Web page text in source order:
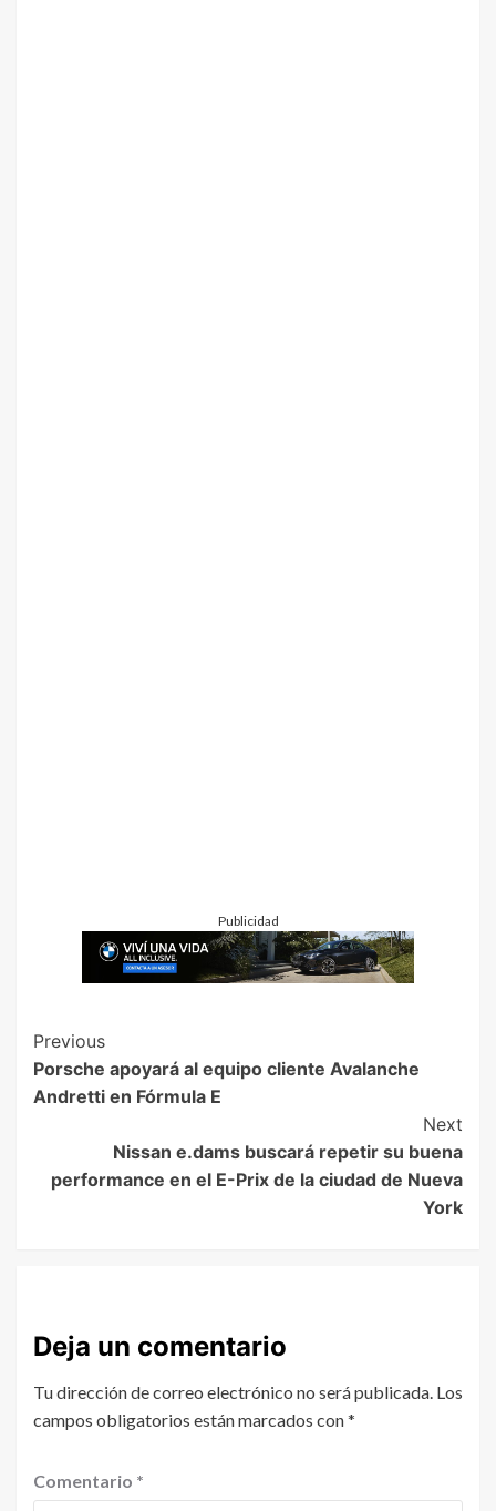
Publicidad
Previous
Porsche apoyará al equipo cliente Avalanche
Andretti en Fórmula E
Next
Nissan e.dams buscará repetir su buena
performance en el E-Prix de la ciudad de Nueva
York
Deja un comentario
Tu dirección de correo electrónico no será publicada. Los
campos obligatorios están marcados con*
Comentario *